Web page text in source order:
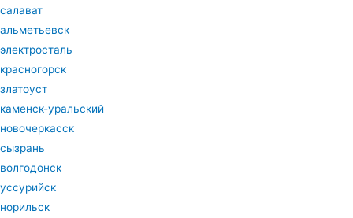
салават
альметьевск
электросталь
красногорск
златоуст
каменск-уральский
новочеркасск
сызрань
волгодонск
уссурийск
норильск